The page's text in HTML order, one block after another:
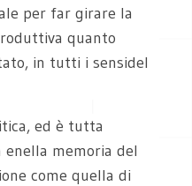
per far girare la
quanto
in tutti i sensidel
ed è tutta
memoria del
come quella di